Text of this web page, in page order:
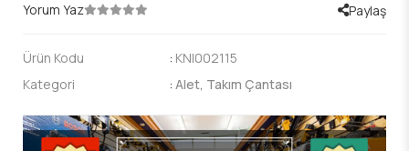
Yorum Yaz Paylaş
Ürün Kodu : KNI002115
Kategori
: Alet, Takım Çantası